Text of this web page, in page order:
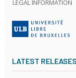
LEGAL INFORMATION
LATEST RELEASES